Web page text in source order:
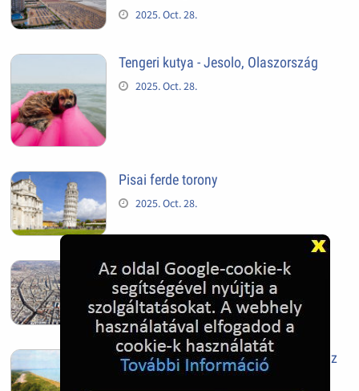
2025. Oct. 28.
Tengeri kutya - Jesolo, Olaszország
2025. Oct. 28.
Pisai ferde torony
2025. Oct. 28.
Szeged
2025. Oct. 28.
Siófok, mielőtt beépült az Aranypart az
1970-es évek elején